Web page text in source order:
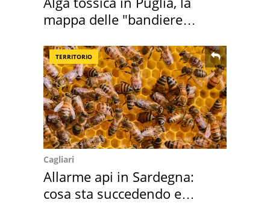
mappa delle "bandiere
TERRITORIO
Cagliari
Allarme api in Sardegna:
cosa sta succedendo e